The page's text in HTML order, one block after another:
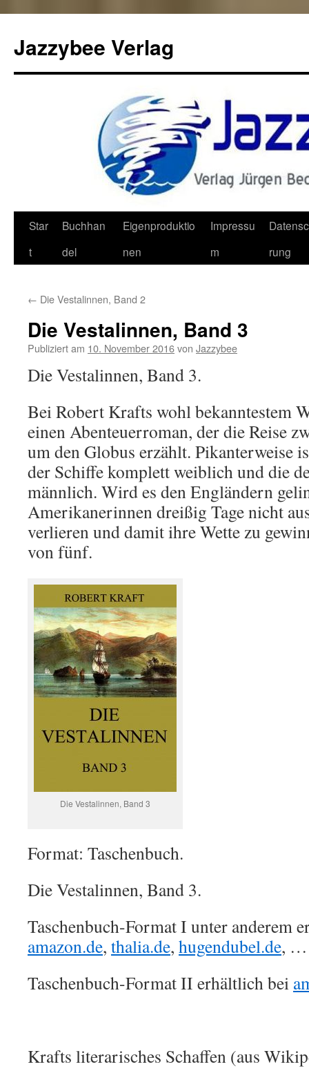
Jazzybee Verlag
Zum
Inhalt
Star
t
Buchhan
del
Eigenproduktio
nen
Impressu
m
rung
← Die Vestalinnen, Band 2
Die Vestalinnen, Band 3
Publiziert am 10. November 2016von Jazzybee
Die Vestalinnen, Band 3.
Bei Robert Krafts wohl bekanntestem
einen Abenteuerroman, der die Reise
um den Globus erzählt. Pikanterweise
der Schiffe komplett weiblich und die
männlich. Wird es den Engländern
Amerikanerinnen dreißig Tage nicht
verlieren und damit ihre Wette zu
von fünf.
Die Vestalinnen, Band 3
Format: Taschenbuch.
Die Vestalinnen, Band 3.
Taschenbuch-Format I unter anderem
amazon.de, thalia.de, hugendubel.de, …
Taschenbuch-Format II erhältlich bei
Krafts literarisches Schaffen (aus